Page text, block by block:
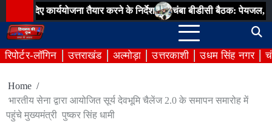
to
content
तैयार करने के निर्देश चंबा बीडीसी बैठक: पेयजल, सड़क, पंचायत भवन
रिपोर्टर-लॉगिन उत्तराखंड अल्मोड़ा उत्तरकाशी उधम सिंह नगर
Home
भारतीय सेना द्वारा आयोजित सूर्य देवभूमि चैलेंज 2.0 के समापन समारोह में
पहुंचे मुख्यमंत्री पुष्कर सिंह धामी